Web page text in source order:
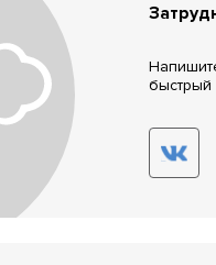
быстрый